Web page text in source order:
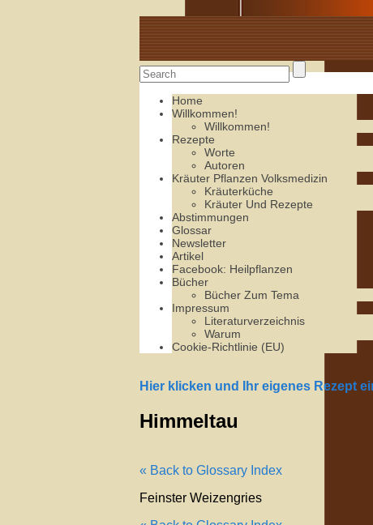
Alte Rezepte online
Home
Willkommen!
Willkommen!
Rezepte
Worte
Autoren
Kräuter Pflanzen Volksmedizin
Kräuterküche
Kräuter Und Rezepte
Abstimmungen
Glossar
Newsletter
Artikel
Facebook: Heilpflanzen
Bücher
Bücher Zum Tema
Impressum
Literaturverzeichnis
Warum
Cookie-Richtlinie (EU)
Hier klicken und Ihr eigenes Rezept
Himmeltau
« Back to Glossary Index
Feinster Weizengries